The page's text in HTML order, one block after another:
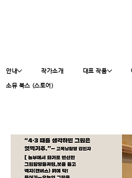
안내 작가소개 대표 작품
소뮤 북스 (스토어)